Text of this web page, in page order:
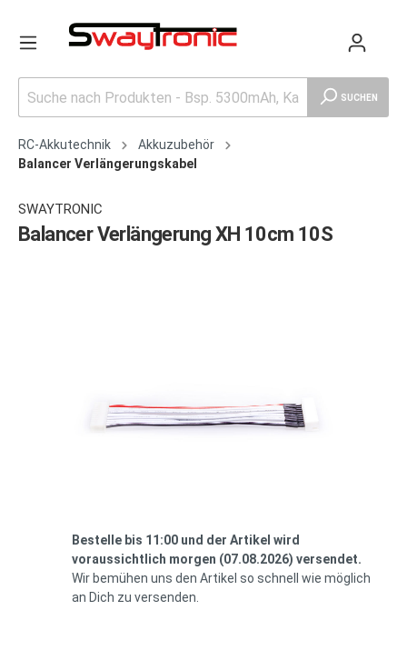
SUCHEN
RC-Akkutechnik
Akkuzubehör
Balancer Verlängerungskabel
SWAYTRONIC
Balancer Verlängerung XH 10cm 10S
Bestelle bis 11:00 und der Artikel wird
voraussichtlich morgen (07.08.2026) versendet.
Wir bemühen uns den Artikel so schnell wie möglich
an Dich zu versenden.